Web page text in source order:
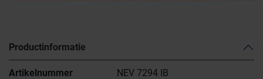
Productinformatie
Artikelnummer
NEV 7294 IB